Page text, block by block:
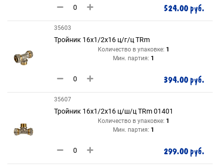
524.00 руб.
35603
Тройник 16х1/2х16 ц/г/ц TRm
Количество в упаковке: 1
Мин. партия: 1
394.00 руб.
35607
Тройник 16х1/2х16 ц/ш/ц TRm 01401
Количество в упаковке: 1
Мин. партия: 1
299.00 руб.